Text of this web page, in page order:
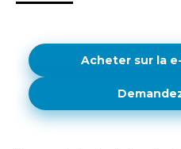
Acheter sur la